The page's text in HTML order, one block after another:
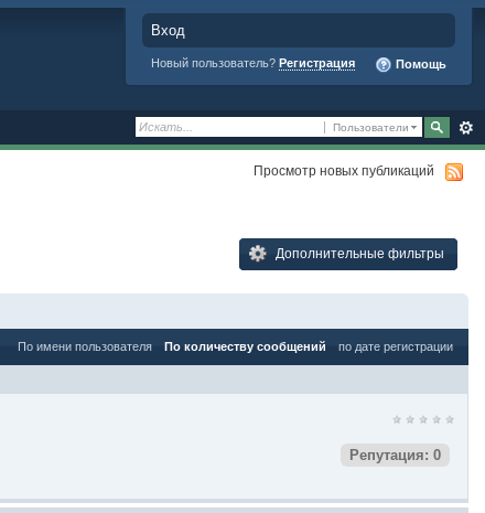
Вход
Новый пользователь? Регистрация Помощь
Пользователи
Просмотр новых публикаций
Дополнительные фильтры
По имени пользователя По количеству сообщений по дате регистрации
Репутация: 0